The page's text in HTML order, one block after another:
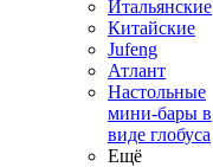
Итальянские
Китайские
Jufeng
Атлант
Настольные
мини-бары в
виде глобуса
Ещё